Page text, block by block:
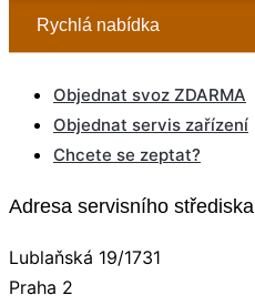
Rychlá nabídka
Objednat svoz ZDARMA
Objednat servis zařízení
Chcete se zeptat?
Adresa servisního střediska
Lublaňská 19/1731
Praha 2